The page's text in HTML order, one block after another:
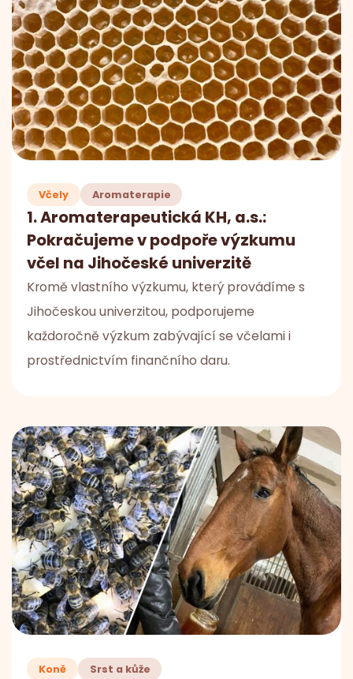
Včely Aromaterapie
1. Aromaterapeutická KH, a.s.:
Pokračujeme v podpoře výzkumu
včel na Jihočeské univerzitě
Kromě vlastního výzkumu, který provádíme s
Jihočeskou univerzitou, podporujeme
každoročně výzkum zabývající se včelami i
prostřednictvím finančního daru.
Koně Srst a kůže